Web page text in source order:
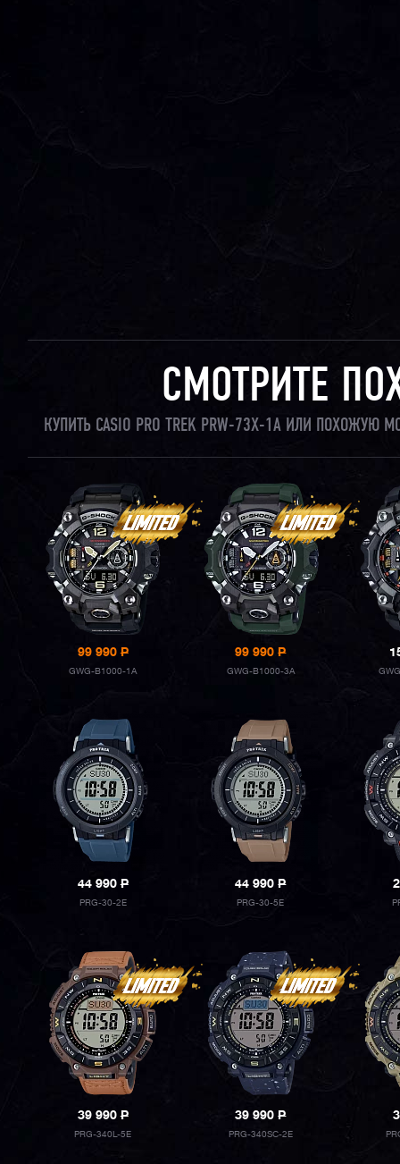
СМОТРИТЕ
КУПИТЬ CASIO PRO TREK PRW-73X-1A ИЛИ ПОХОЖУЮ
99 990P
GWG-B1000-1A
99 990P
GWG-B1000-3A
44 990P
PRG-30-2E
44 990P
PRG-30-5E
39 990P
PRG-340L-5E
39 990P
PRG-340SC-2E